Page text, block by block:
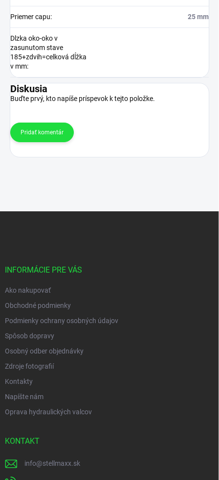
Priemer capu: 25 mm
Dlzka oko-oko v
zasunutom stave
185+zdvih=celková dĺžka
v mm:
Diskusia
Buďte prvý, kto napíše príspevok k tejto položke.
Pridať komentár
INFORMÁCIE PRE VÁS
Ako nakupovať
Obchodné podmienky
Podmienky ochrany osobných údajov
Spôsob dopravy
Osobný odber objednávky
Zdroje fotografií
Kontakty
Napíšte nám
Oprava hydraulických valcov
KONTAKT
info@stellmaxx.sk